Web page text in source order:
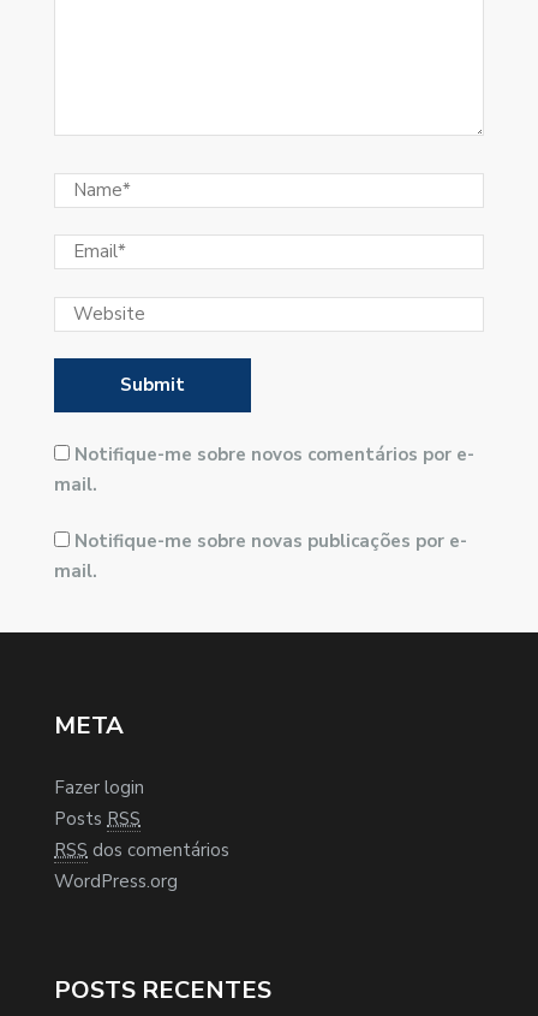
Notifique-me sobre novos comentários por e-
mail.
Notifique-me sobre novas publicações por e-
mail.
META
Fazer login
Posts RSS
RSS dos comentários
WordPress.org
POSTS RECENTES